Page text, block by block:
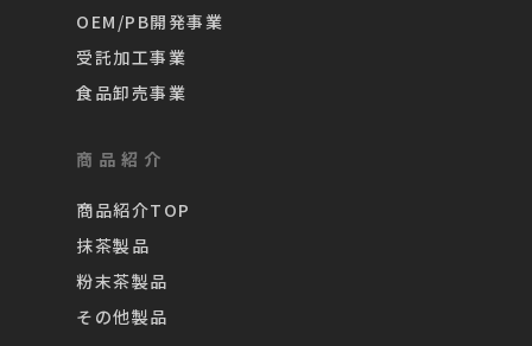
OEM/PB開発事業
受託加工事業
食品卸売事業
商品紹介
商品紹介TOP
抹茶製品
粉末茶製品
その他製品